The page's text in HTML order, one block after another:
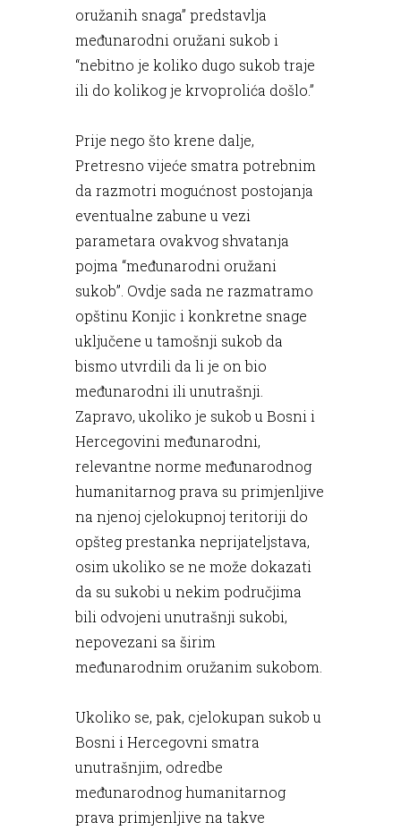
oružanih snaga” predstavlja
međunarodni oružani sukob i
“nebitno je koliko dugo sukob traje
ili do kolikog je krvoprolića došlo.”
Prije nego što krene dalje,
Pretresno vijeće smatra potrebnim
da razmotri mogućnost postojanja
eventualne zabune u vezi
parametara ovakvog shvatanja
pojma “međunarodni oružani
sukob”. Ovdje sada ne razmatramo
opštinu Konjic i konkretne snage
uključene u tamošnji sukob da
bismo utvrdili da li je on bio
međunarodni ili unutrašnji.
Zapravo, ukoliko je sukob u Bosni i
Hercegovini međunarodni,
relevantne norme međunarodnog
humanitarnog prava su primjenljive
na njenoj cjelokupnoj teritoriji do
opšteg prestanka neprijateljstava,
osim ukoliko se ne može dokazati
da su sukobi u nekim područjima
bili odvojeni unutrašnji sukobi,
nepovezani sa širim
međunarodnim oružanim sukobom.
Ukoliko se, pak, cjelokupan sukob u
Bosni i Hercegovni smatra
unutrašnjim, odredbe
međunarodnog humanitarnog
prava primjenljive na takve